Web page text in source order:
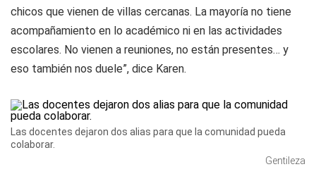
chicos que vienen de villas cercanas. La mayoría no tiene
acompañamiento en lo académico ni en las actividades
escolares. No vienen a reuniones, no están presentes… y
eso también nos duele”, dice Karen.
Las docentes dejaron dos alias para que la comunidad pueda
colaborar.
Gentileza